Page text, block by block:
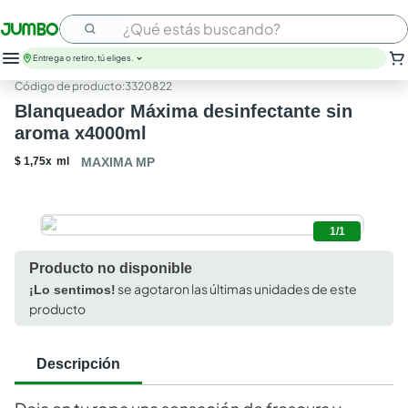
¿Qué estás buscando?
Entrega o retiro, tú eliges.
:3320822
Blanqueador Máxima desinfectante sin
aroma x4000ml
$ 1,75x ml MAXIMA MP
1/1
Producto no disponible
¡Lo sentimos!se agotaron las últimas unidades de este
producto
Descripción